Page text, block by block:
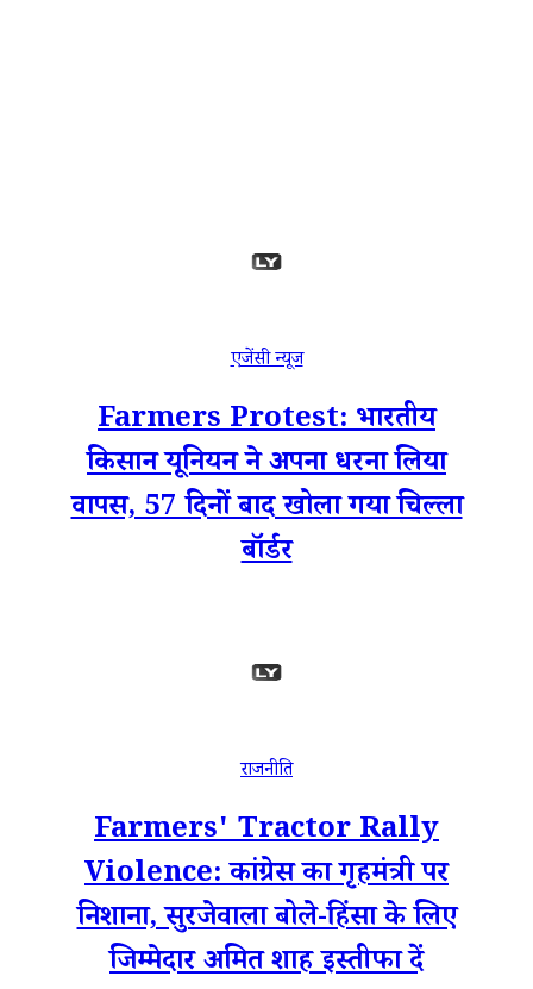
एजेंसी न्यूज
Farmers Protest: भारतीय
किसान यूनियन ने अपना धरना लिया
वापस, 57 दिनों बाद खोला गया चिल्ला
बॉर्डर
राजनीति
Farmers' Tractor Rally
Violence: कांग्रेस का गृहमंत्री पर
निशाना, सुरजेवाला बोले-हिंसा के लिए
जिम्मेदार अमित शाह इस्तीफा दें